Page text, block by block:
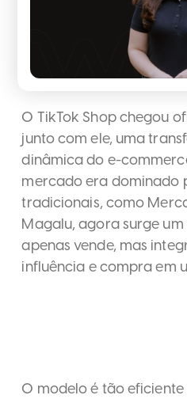
O TikTok Shop chegou
junto com ele, uma
dinâmica do e-
mercado era dominado
tradicionais, como
Magalu, agora surge
apenas vende, mas
influência e compra em
O modelo é tão